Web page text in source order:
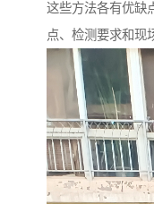
这些方法各有优缺
点、检测要求和现